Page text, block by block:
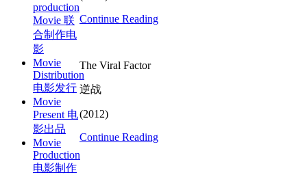
Continue Reading
The Viral Factor
逆战
(2012)
Continue Reading
production
Movie 联
合制作电
影
Movie
Distribution
电影发行
Movie
Present 电
影出品
Movie
Production
电影制作